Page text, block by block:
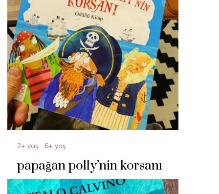
2+ yaş 6+ yaş
papağan polly’nin korsanı
14 Nisan 2024 ByAcparantez.com 1 Min Reading